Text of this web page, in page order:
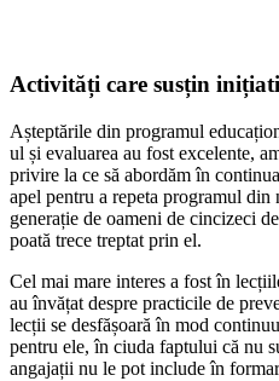
Activități care susțin
Așteptările din programul
ul și evaluarea au fost excelente,
privire la ce să abordăm în
apel pentru a repeta programul
generație de oameni de cincizeci
poată trece treptat prin el.
Cel mai mare interes a fost în
au învățat despre practicile de
lecții se desfășoară în mod
pentru ele, în ciuda faptului că nu
angajații nu le pot include în